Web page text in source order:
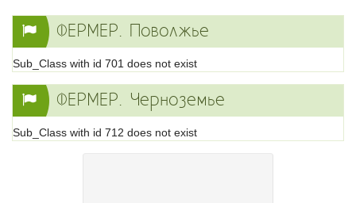
ФЕРМЕР. Поволжье
Sub_Class with id 701 does not exist
ФЕРМЕР. Черноземье
Sub_Class with id 712 does not exist